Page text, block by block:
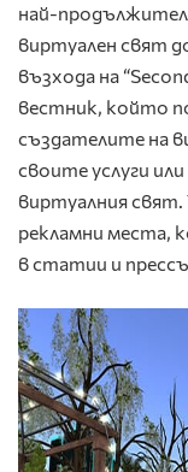
най-
виртуален свят
възхода на
вестник, който
създателите на
своите услуги
виртуалния свят.
рекламни места,
в статии и